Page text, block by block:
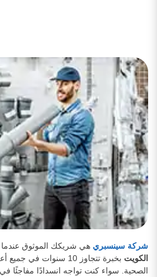
شركة سينسبري هي شريكك الموثوق عندما
الكويت
بخبرة تتجاوز 10 سنوات في
الصحية. سواء كنت تواجه انسدادًا مفاجئًا